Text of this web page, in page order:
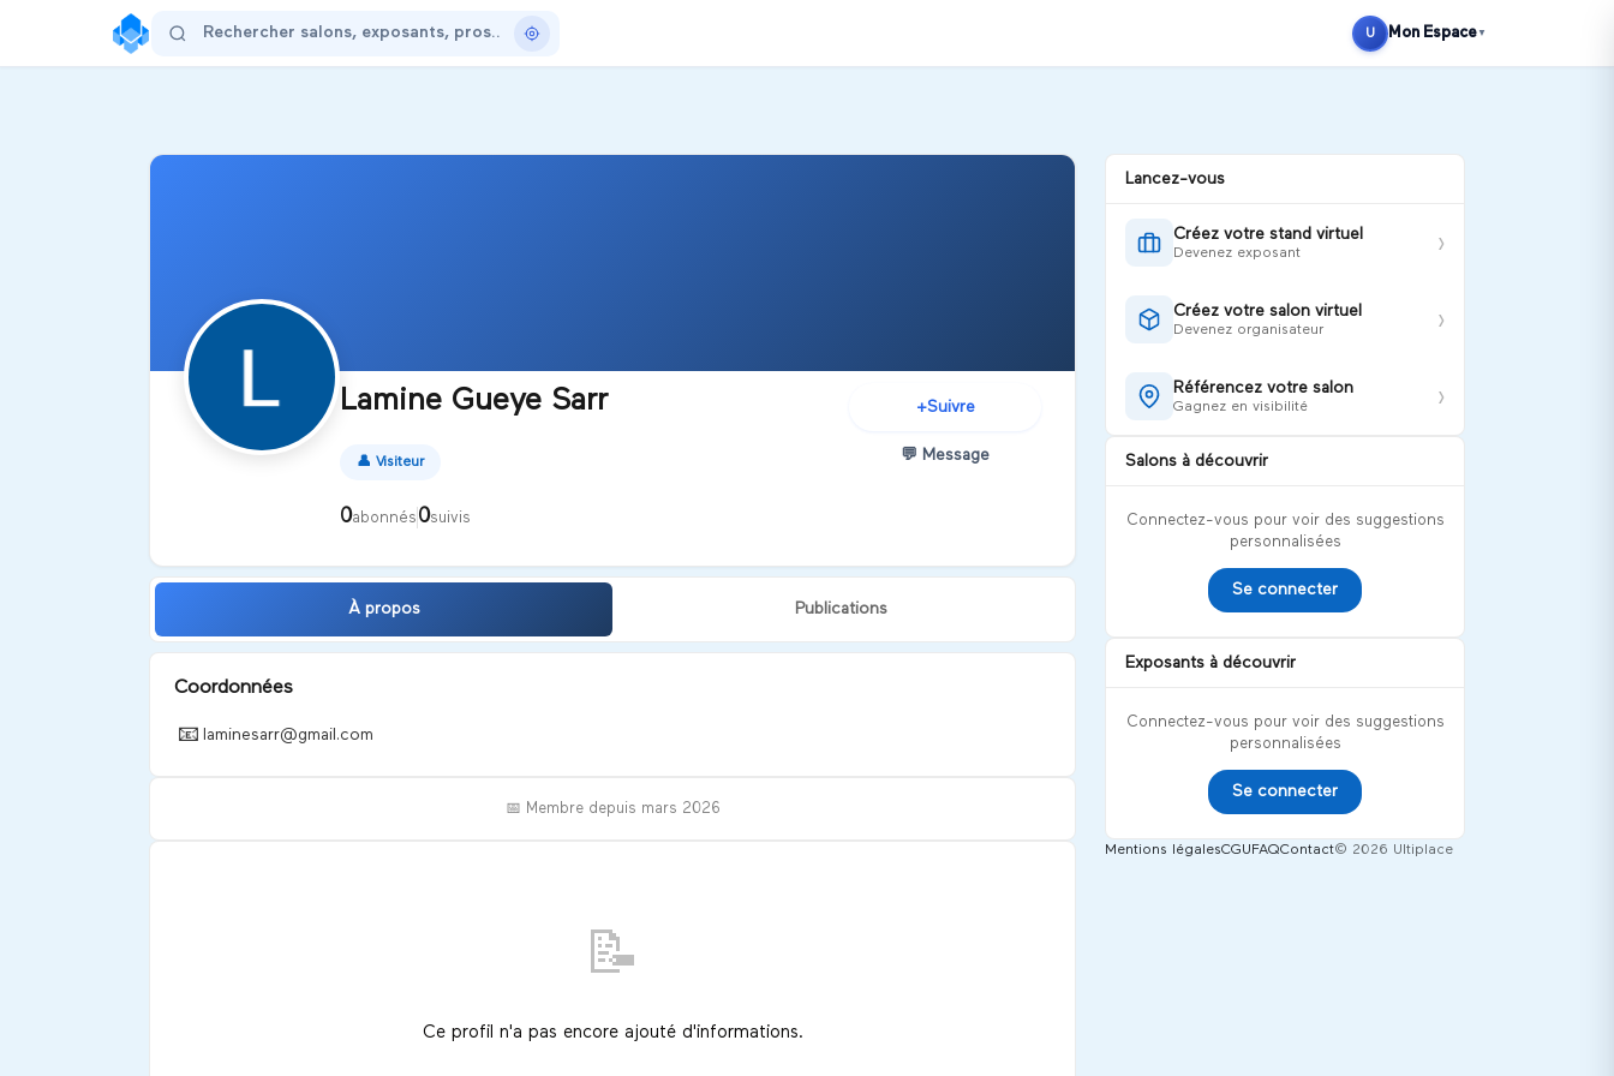
S'inscrire
U Mon Espace ▼
Lamine Gueye Sarr
👤 Visiteur
0abonnés 0suivis
+Suivre
💬 Message
À propos Publications
Coordonnées
📧 laminesarr@gmail.com
📅 Membre depuis mars 2026
📝
Ce profil n'a pas encore ajouté d'informations.
Lancez-vous
Créez votre stand virtuel
Devenez exposant ›
Créez votre salon virtuel
Devenez organisateur ›
Référencez votre salon
Gagnez en visibilité ›
Salons à découvrir
Connectez-vous pour voir des suggestions
personnalisées
Se connecter
Exposants à découvrir
Connectez-vous pour voir des suggestions
personnalisées
Se connecter
Mentions légalesCGU FAQContact© 2026 Ultiplace